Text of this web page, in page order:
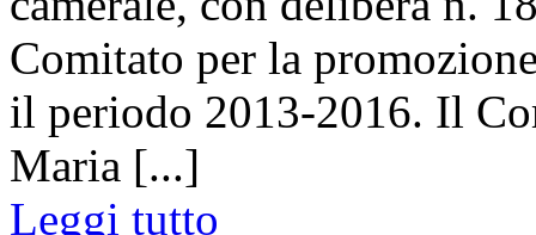
Comitato per la
il periodo 2013-2016. Il
Maria [...]
Leggi tutto